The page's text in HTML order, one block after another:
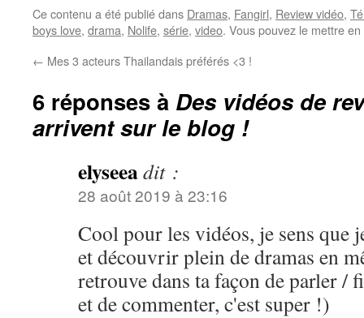
Ce contenu a été publié dans Dramas, Fangirl, Review vidéo,
boys love, drama, Nolife, série, video. Vous pouvez le mettre
← Mes 3 acteurs Thailandais préférés <3 !
6 réponses à Des vidéos de
arrivent sur le blog !
elyseeadit :
28 août 2019 à 23:16
Cool pour les vidéos, je sens que
et découvrir plein de dramas en
retrouve dans ta façon de parler /
et de commenter, c'est super !)